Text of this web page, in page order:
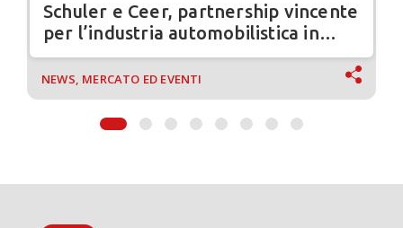
Schuler e Ceer, partnership vincente
per l’industria automobilistica in
Arabia Saudita
NEWS, MERCATO ED EVENTI